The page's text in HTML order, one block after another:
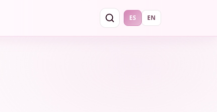
ES EN